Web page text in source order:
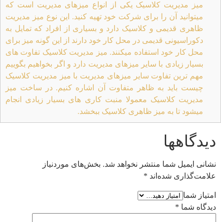
میز مدیریت کلاسیک یکی از انواع میزهای مدیریت است که
میتوانید آن را برای شرکت خود تهیه کنید. این نوع میز مدیریت
ظاهری قدیمی و کلاسیک دارد و بسیاری از افراد که تمایل به
دکوراسیونی قدیمی در محل کار خود دارند از این گونه میز برای
محل کار خود استفاده میکنند. میز مدیریت کلاسیک تفاوت های
بسیار زیادی با سایر میزهای مدیریت دارد و اگر بخواهیم بگوییم
مهم ترین تفاوت سایر میزهای مدیریت با میز مدیریت کلاسیک
چیست باید به ظاهر متفاوت آن اشاره کنیم. در ساخت میز
مدیریت کلاسیک معمولا منبت کاری های بسیار زیادی انجام
میشود تا به میز ظاهری کلاسیک ببخشد.
دیدگاهها
نشانی ایمیل شما منتشر نخواهد شد. بخش‌های موردنیاز
علامت‌گذاری شده‌اند *
امتیاز شما
دیدگاه شما *